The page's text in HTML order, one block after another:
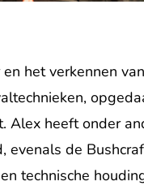
het verkennen
Alex heeft onder
de
technische